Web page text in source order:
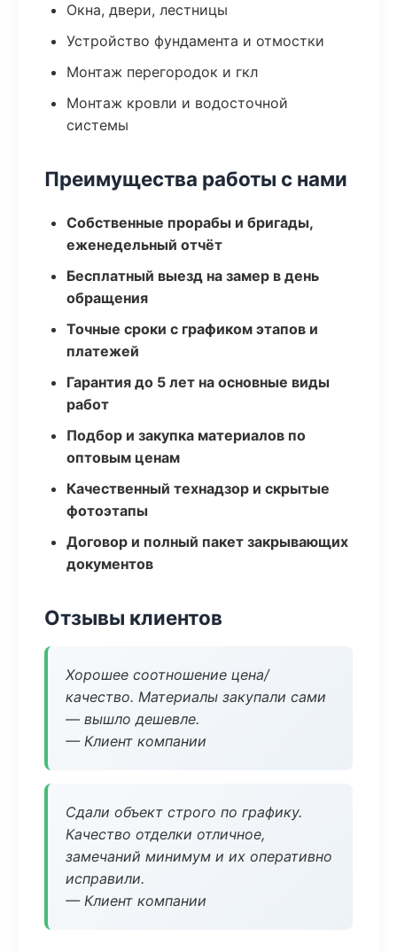
Окна, двери, лестницы
Устройство фундамента и отмостки
Монтаж перегородок и гкл
Монтаж кровли и водосточной
системы
Преимущества работы с нами
Собственные прорабы и бригады,
еженедельный отчёт
Бесплатный выезд на замер в день
обращения
Точные сроки с графиком этапов и
платежей
Гарантия до 5 лет на основные виды
работ
Подбор и закупка материалов по
оптовым ценам
Качественный технадзор и скрытые
фотоэтапы
Договор и полный пакет закрывающих
документов
Отзывы клиентов
Хорошее соотношение цена/
качество. Материалы закупали сами
— вышло дешевле.
— Клиент компании
Сдали объект строго по графику.
Качество отделки отличное,
замечаний минимум и их оперативно
исправили.
— Клиент компании